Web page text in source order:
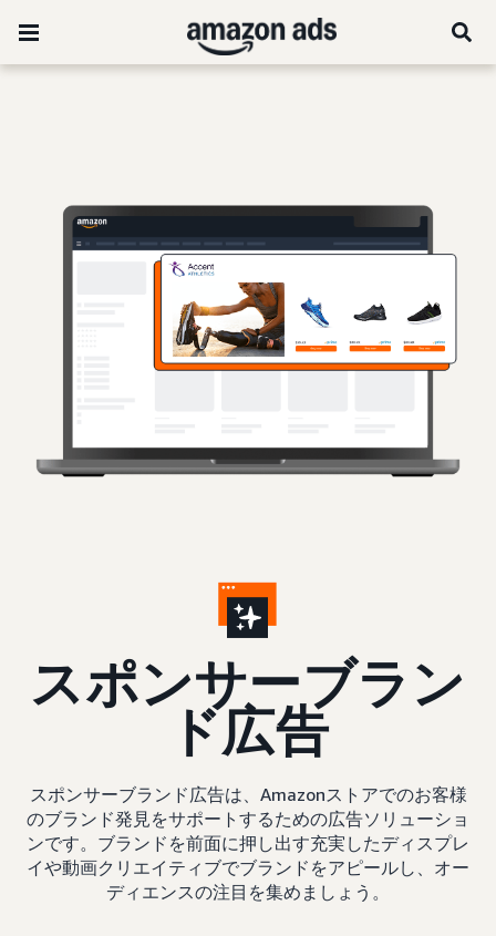
スポンサーブラン
ド広告
スポンサーブランド広告は、Amazonストアでのお客様
のブランド発見をサポートするための広告ソリューショ
ンです。ブランドを前面に押し出す充実したディスプレ
イや動画クリエイティブでブランドをアピールし、オー
ディエンスの注目を集めましょう。